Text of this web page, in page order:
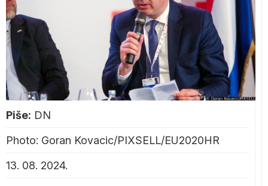
Piše: DN
Photo: Goran Kovacic/PIXSELL/EU2020HR
13. 08. 2024.